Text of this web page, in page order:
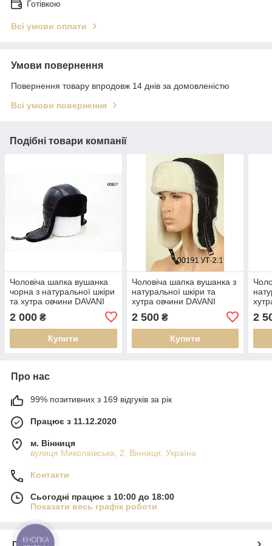
Готівкою
Всі умови оплати
Умови повернення
Повернення товару впродовж 14 днів за домовленістю
Всі умови повернення
Подібні товари компанії
Чоловіча шапка вушанка
чорна з натуральної шкіри
та хутра овчини DAVANI
2 000 ₴
Купити
Чоловіча шапка вушанка з
натуральної шкіри та
хутра овчини DAVANI
2 500₴
Купити
2
Про нас
99% позитивних з 169 відгуків за рік
Працює з 11.12.2020
м. Вінниця
вулиця Миколаївська, 2, Вінниця, Україна
Контакти
Сьогодні працює з 10:00 до 18:00
Показати весь графік роботи
КНОПКА